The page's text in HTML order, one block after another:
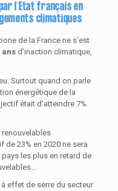
l’Etat français en
climatiques
de la France ne s’est
ansd’inaction climatique,
Surtout quand on parle
énergétique de la
était d’atteindre 7%
renouvelables
de 23% en 2020 ne sera
les plus en retard de
effet de serre du secteur